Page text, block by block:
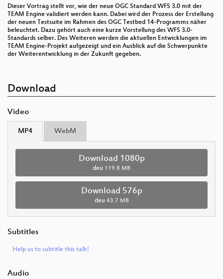
Dieser Vortrag stellt vor, wie der neue OGC Standard WFS 3.0 mit der
TEAM Engine validiert werden kann. Dabei wird der Prozess der Erstellung
der neuen Testsuite im Rahmen des OGC Testbed 14-Programms näher
beleuchtet. Dazu gehört auch eine kurze Vorstellung des WFS 3.0-
Standards selber. Des Weiteren werden die aktuellen Entwicklungen im
TEAM Engine-Projekt aufgezeigt und ein Ausblick auf die Schwerpunkte
der Weiterentwicklung in der Zukunft gegeben.
Download
Video
MP4 WebM
Download 1080p
deu 119.8 MB
Download 576p
deu 43.7 MB
Subtitles
Help us to subtitle this talk!
Audio